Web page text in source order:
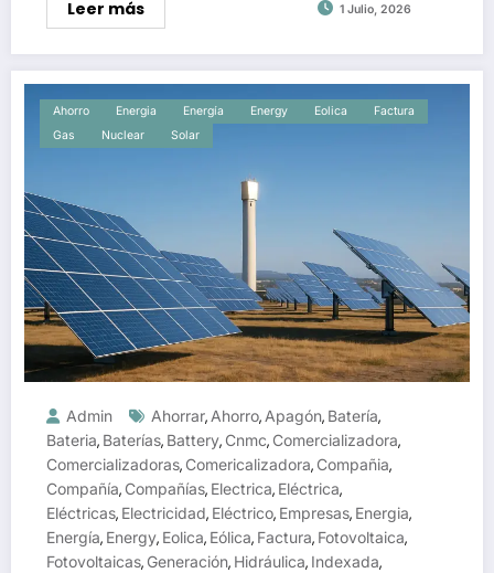
Leer más 1 Julio, 2026
Ahorro Energia Energía Energy Eolica
Factura
Gas
Nuclear Solar
Admin Ahorrar, Ahorro, Apagón, Batería,
Bateria, Baterías, Battery, Cnmc, Comercializadora,
Comercializadoras, Comericalizadora, Compañia,
Compañía, Compañías, Electrica, Eléctrica,
Eléctricas, Electricidad, Eléctrico, Empresas, Energia,
Energía, Energy, Eolica, Eólica, Factura, Fotovoltaica,
Fotovoltaicas, Generación, Hidráulica, Indexada,